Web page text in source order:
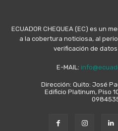
ECUADOR CHEQUEA (EC) es un
a la cobertura noticiosa, al
verificación de
E-MAIL:
Dirección: Quito: José
Edificio Platinum, Piso